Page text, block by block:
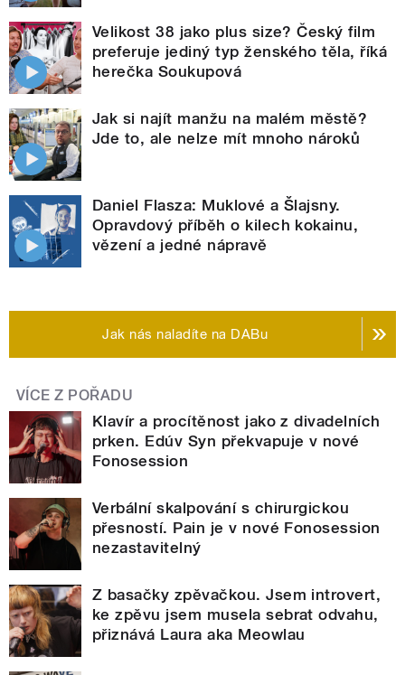
Velikost 38 jako plus size? Český film
preferuje jediný typ ženského těla, říká
herečka Soukupová
Jak si najít manžu na malém městě?
Jde to, ale nelze mít mnoho nároků
Daniel Flasza: Muklové a Šlajsny.
Opravdový příběh o kilech kokainu,
vězení a jedné nápravě
Jak nás naladíte na DABu
VÍCE Z POŘADU
Klavír a procítěnost jako z divadelních
prken. Edúv Syn překvapuje v nové
Fonosession
Verbální skalpování s chirurgickou
přesností. Pain je v nové Fonosession
nezastavitelný
Z basačky zpěvačkou. Jsem introvert,
ke zpěvu jsem musela sebrat odvahu,
přiznává Laura aka Meowlau